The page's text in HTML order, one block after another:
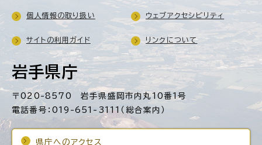
岩手県庁
〒020-8570 岩手県盛岡市内丸10番1号
電話番号：019-651-3111（総合案内）
県庁へのアクセス
個人情報の取り扱い ウェブアクセシビリティ
サイトの利用ガイド リンクについて